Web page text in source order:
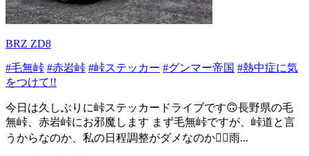
BRZ ZD8
#毛無峠 #赤岩峠 #峠ステッカー #グンマー帝国 #熱中症に気
をつけて!!
今日は久しぶりに峠ステッカードライブです🙃長野県の毛
無峠、赤岩峠にお邪魔します まず毛無峠ですが、峠道と言
うからなのか、私の日程調整がダメなのか🙅‍♂️雨...